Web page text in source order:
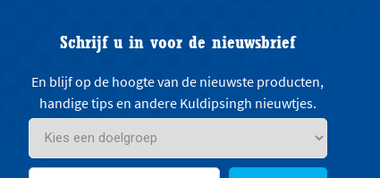
Schrijf u in voor de nieuwsbrief
En blijf op de hoogte van de nieuwste producten,
handige tips en andere Kuldipsingh nieuwtjes.